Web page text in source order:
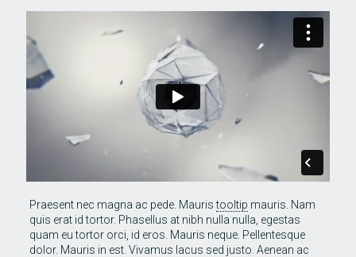
Praesent nec magna ac pede. Mauristooltip mauris. Nam
quis erat id tortor. Phasellus at nibh nulla nulla, egestas
quam eu tortor orci, id eros. Mauris neque. Pellentesque
dolor. Mauris in est. Vivamus lacus sed justo. Aenean ac